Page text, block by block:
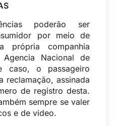
poderão ser
por meio de
própria companhia
Nacional de
caso, o passageiro
reclamação, assinada
de registro desta.
sempre se valer
e de video.